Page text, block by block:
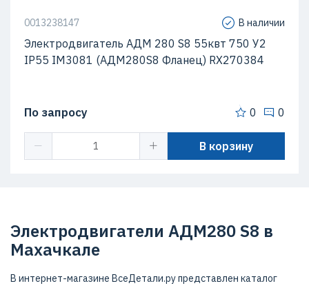
0013238147 В наличии
Электродвигатель АДМ 280 S8 55квт 750 У2
IP55 IM3081 (АДМ280S8 Фланец) RX270384
По запросу 0 0
В корзину
Электродвигатели АДМ280 S8 в
Махачкале
В интернет-магазине ВсеДетали.ру представлен каталог